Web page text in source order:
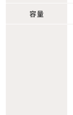
容量